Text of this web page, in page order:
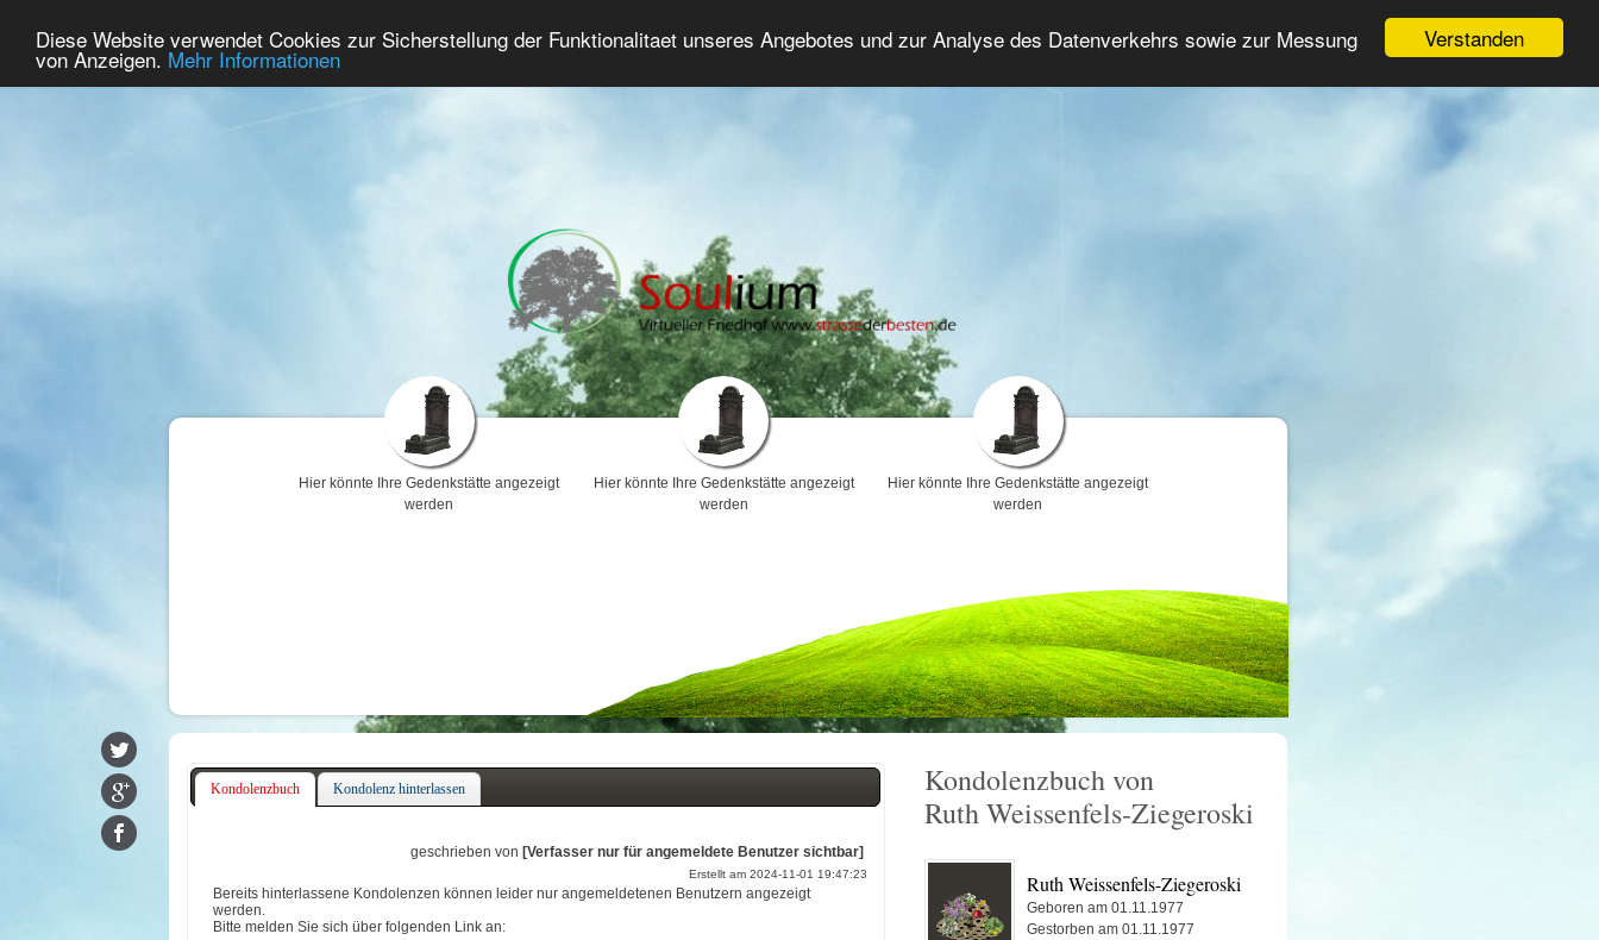
Verstanden
Diese Website verwendet Cookies zur Sicherstellung der Funktionalitaet unseres Angebotes und zur Analyse des Datenverkehrs sowie zur Messung
von Anzeigen. Mehr Informationen
Home Premium Gedenken Trauerforum Erweiterte Suche Anmelden
Hier könnte Ihre Gedenkstätte angezeigt
werden
Hier könnte Ihre Gedenkstätte angezeigt
werden
Hier könnte Ihre Gedenkstätte angezeigt
werden
Kondolenzbuch Kondolenz hinterlassen
geschrieben von [Verfasser nur für angemeldete Benutzer sichtbar]
Erstellt am 2024-11-01 19:47:23
Bereits hinterlassene Kondolenzen können leider nur angemeldetenen Benutzern angezeigt
werden.
Bitte melden Sie sich über folgenden Link an:
Kondolenzbuch von
Ruth Weissenfels-Ziegeroski
Ruth Weissenfels-Ziegeroski
Geboren am 01.11.1977
Gestorben am 01.11.1977